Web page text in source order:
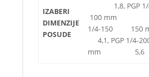
IZABERI
DIMENZIJE
POSUDE
1,8, PGP
100 mm
1/4-150
4,1, PGP 1/
mm 5,6